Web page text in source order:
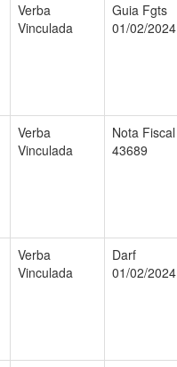
Verba
Vinculada
Guia Fgts
01/02/2024
Verba
Vinculada
Nota Fiscal
43689
Verba
Vinculada
Darf
01/02/2024